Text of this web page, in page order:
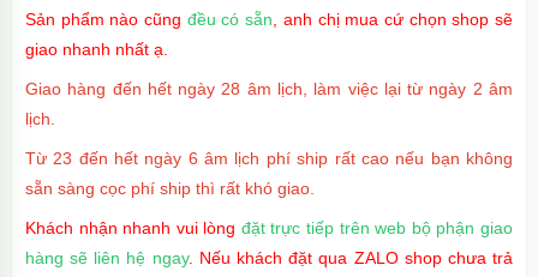
suốt
trị giá
tối giản
Ốp lưng iPhone 17 TPU Space trong suốt tối
giản
Sản phẩm nào cũng đều có sẵn , anh chị mua cứ chọn shop sẽ
giao nhanh nhất ạ.
Giao hàng đến hết ngày 28 âm lịch, làm việc lại từ ngày 2 âm
lịch.
Từ 23 đến hết ngày 6 âm lịch phí ship rất cao nếu bạn không
sẵn sàng cọc phí ship thì rất khó giao.
Khách nhận nhanh vui lòng đặt trực tiếp trên web bộ phận giao
hàng sẽ liên hệ ngay. Nếu khách đặt qua ZALO shop chưa trả